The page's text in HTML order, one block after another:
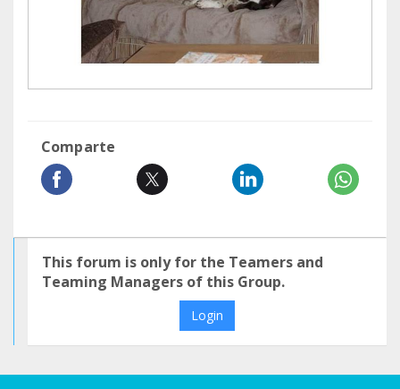
Comparte
This forum is only for the Teamers and
Teaming Managers of this Group.
Login